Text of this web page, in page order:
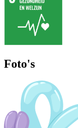
Foto's